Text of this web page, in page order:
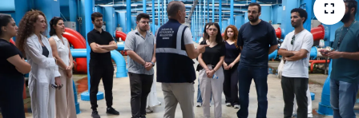
SAĞLIK-YAŞAM
Haber Arşivi